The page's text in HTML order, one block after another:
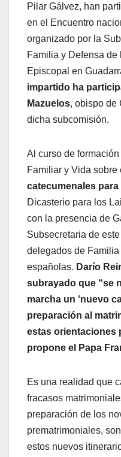
Pilar Gálvez, han
en el Encuentro
organizado por la
Familia y Defensa
Episcopal en
impartido ha
Mazuelos, obispo de
dicha subcomisión.
Al curso de
Familiar y Vida sobre
catecumenales
Dicasterio para los
con la presencia de
Subsecretaria de
delegados de
españolas. Darío
subrayado que “se
marcha un ‘nuevo
preparación al
estas orientaciones
propone el Papa
Es una realidad que
fracasos
preparación de los
prematrimoniales,
estos nuevos